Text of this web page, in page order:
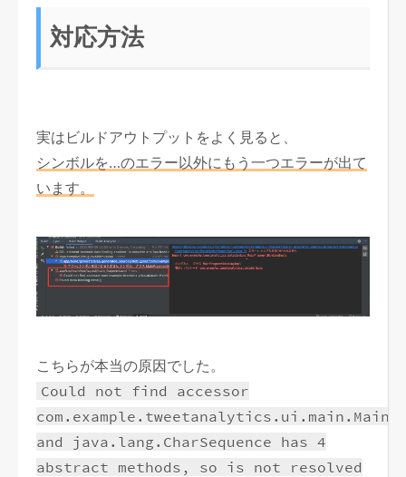
対応方法
実はビルドアウトプットをよく見ると、
シンボルを…のエラー以外にもう一つエラーが出て
います。
こちらが本当の原因でした。
Could not find accessor
and java.lang.CharSequence has 4
abstract methods, so is not resolved